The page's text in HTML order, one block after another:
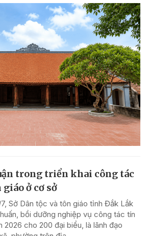
trong triển khai công tác
ở cơ sở
Sở Dân tộc và tôn giáo tỉnh Đắk Lắk
bồi dưỡng nghiệp vụ công tác tín
2026 cho 200 đại biểu, là lãnh đạo